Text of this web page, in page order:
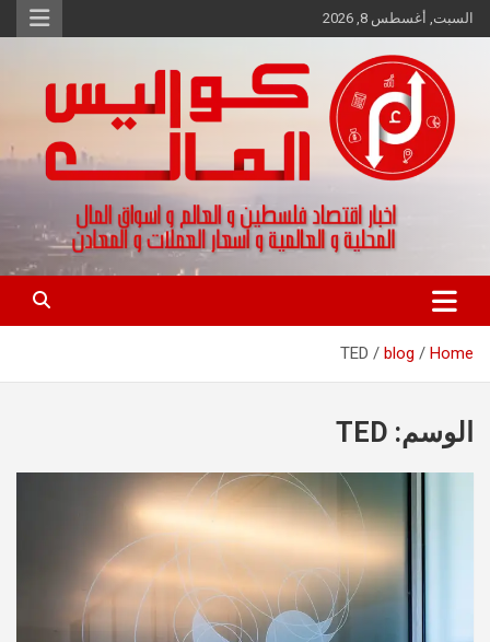
Skip
to
السبت, أغسطس 8, 2026
كواليس المال
اخبار اقتصاد فلسطين و العالم و تقارير اسواق المال و العملات
Home
blog
TED
الوسم: TED